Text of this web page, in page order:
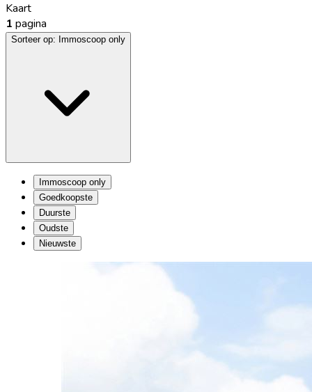
Kaart
1 pagina
Sorteer op: Immoscoop only
Immoscoop only
Goedkoopste
Duurste
Oudste
Nieuwste